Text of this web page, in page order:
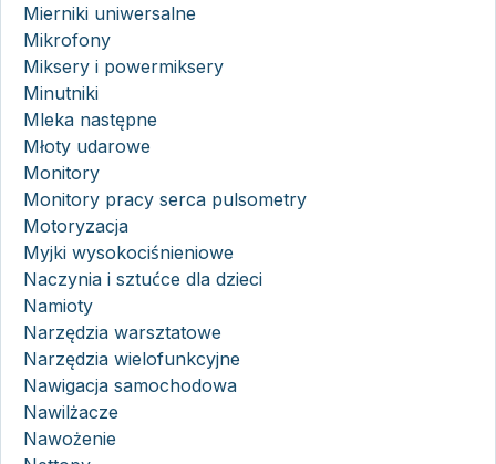
Mierniki uniwersalne
Mikrofony
Miksery i powermiksery
Minutniki
Mleka następne
Młoty udarowe
Monitory
Monitory pracy serca pulsometry
Motoryzacja
Myjki wysokociśnieniowe
Naczynia i sztućce dla dzieci
Namioty
Narzędzia warsztatowe
Narzędzia wielofunkcyjne
Nawigacja samochodowa
Nawilżacze
Nawożenie